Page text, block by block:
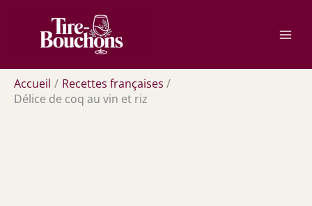
contenu
Accueil
Recettes françaises
Délice de coq au vin et riz